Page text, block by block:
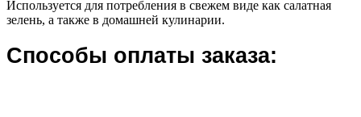
Используется для потребления в свежем виде как салатная
зелень, а также в домашней кулинарии.
Способы оплаты заказа: